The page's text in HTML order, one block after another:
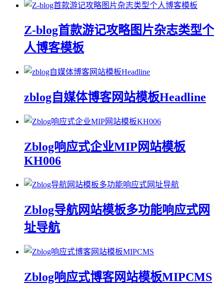
Z-blog首款游记攻略图片杂志类型个
人博客模板
zblog自媒体博客网站模板Headline
Zblog响应式企业MIP网站模板
KH006
Zblog导航网站模板多功能响应式网
址导航
Zblog响应式博客网站模板MIPCMS